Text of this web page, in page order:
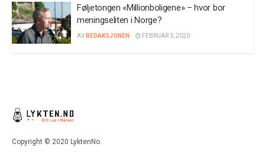
Føljetongen «Millionboligene» – hvor bor
meningseliten i Norge?
AV REDAKSJONEN FEBRUAR 3, 2020
Copyright © 2020 LyktenNo.